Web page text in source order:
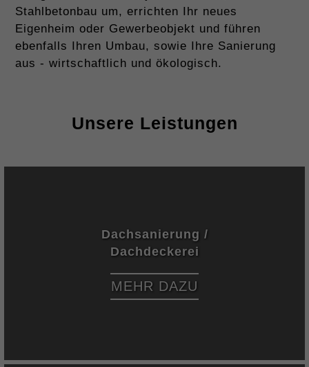
Stahlbetonbau um, errichten Ihr neues
Eigenheim oder Gewerbeobjekt und führen
ebenfalls Ihren Umbau, sowie Ihre Sanierung
aus - wirtschaftlich und ökologisch.
Unsere Leistungen
Dachs­anierung /
Dachdeckerei
MEHR DAZU